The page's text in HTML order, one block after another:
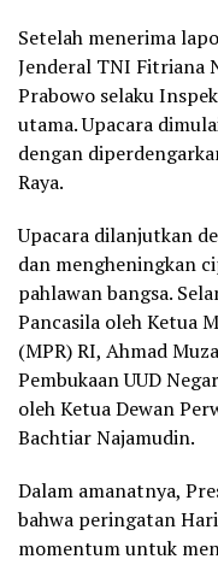
Setelah menerima
Jenderal TNI Fitriana
Prabowo selaku
utama. Upacara
dengan
Raya.
Upacara dilanjutkan
dan mengheningkan
pahlawan bangsa.
Pancasila oleh Ketua
(MPR) RI, Ahmad
Pembukaan UUD
oleh Ketua Dewan
Bachtiar Najamudin.
Dalam amanatnya,
bahwa peringatan
momentum untuk